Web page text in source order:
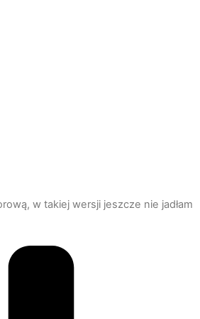
w takiej wersji jeszcze nie jadłam